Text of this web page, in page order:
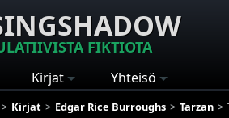
FIKTIOTA
Kirjat Yhteisö
Kirjat Edgar Rice Burroughs Tarzan